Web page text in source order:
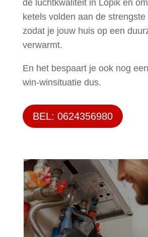
de luchtkwaliteit in Lopik en
ketels volden aan de strengste
zodat je jouw huis op een
verwarmt.
En het bespaart je ook nog
win-winsituatie dus.
BEL: 0624356980